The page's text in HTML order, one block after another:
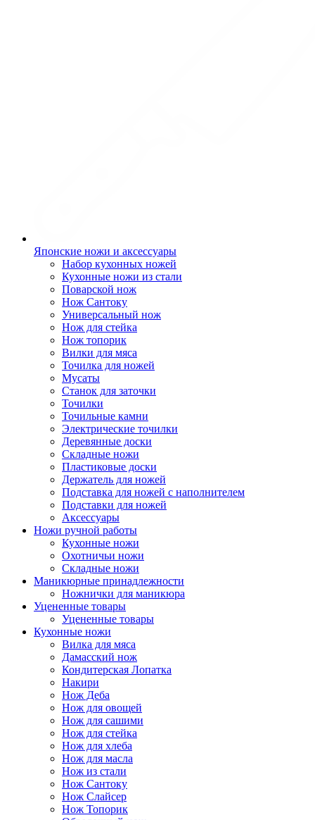
Японские ножи и аксессуары
Набор кухонных ножей
Кухонные ножи из стали
Поварской нож
Нож Сантоку
Универсальный нож
Нож для стейка
Нож топорик
Вилки для мяса
Точилка для ножей
Мусаты
Станок для заточки
Точилки
Точильные камни
Электрические точилки
Деревянные доски
Складные ножи
Пластиковые доски
Держатель для ножей
Подставка для ножей с наполнителем
Подставки для ножей
Аксессуары
Ножи ручной работы
Кухонные ножи
Охотничьи ножи
Складные ножи
Маникюрные принадлежности
Ножнички для маникюра
Уцененные товары
Уцененные товары
Кухонные ножи
Вилка для мяса
Дамасский нож
Кондитерская Лопатка
Накири
Нож Деба
Нож для овощей
Нож для сашими
Нож для стейка
Нож для хлеба
Нож для масла
Нож из стали
Нож Сантоку
Нож Слайсер
Нож Топорик